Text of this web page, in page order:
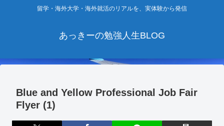
留学・海外大学・海外就活のリアルを、実体験から発信
あっきーの勉強人生BLOG
Blue and Yellow Professional Job Fair
Flyer (1)